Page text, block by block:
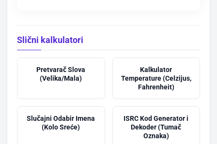
Slični kalkulatori
Pretvarač Slova
(Velika/Mala)
Kalkulator
Temperature (Celzijus,
Fahrenheit)
Slučajni Odabir Imena
(Kolo Sreće)
ISRC Kod Generator i
Dekoder (Tumač
Oznaka)